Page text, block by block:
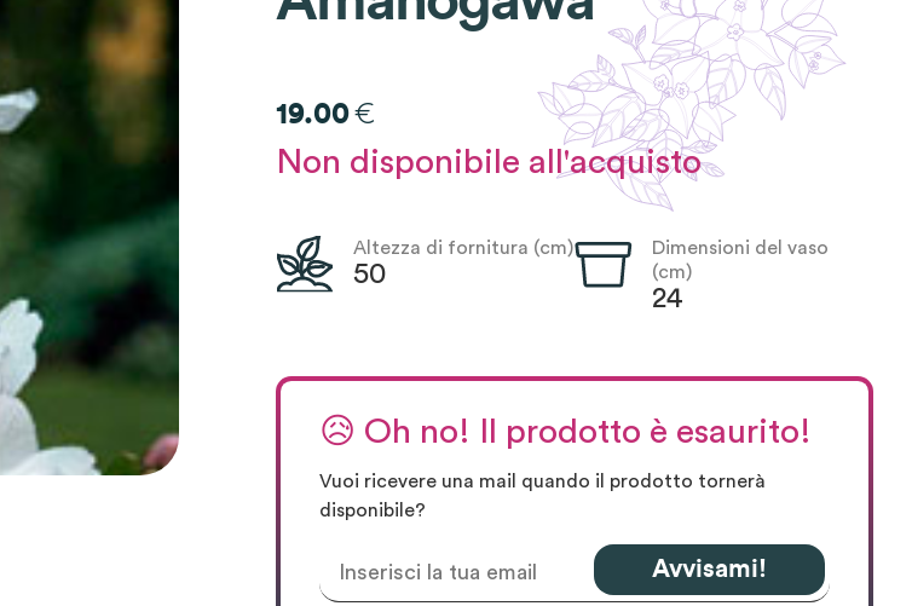
19.00€
Non disponibile all'acquisto
Altezza di fornitura (cm)
50
Dimensioni del vaso
(cm)
24
😥 Oh no! Il prodotto è esaurito!
Vuoi ricevere una mail quando il prodotto tornerà
disponibile?
Avvisami!